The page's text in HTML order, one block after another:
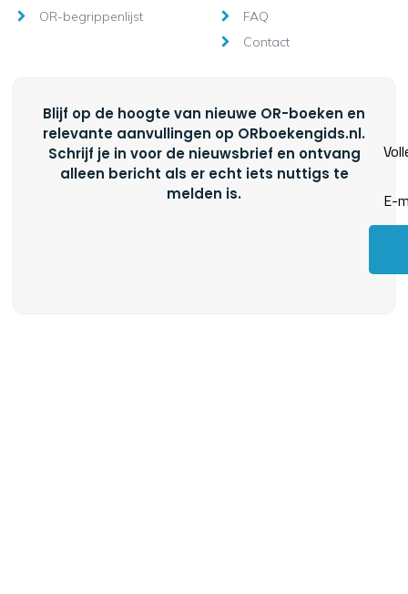
OR-begrippenlijst
FAQ
Contact
Blijf op de hoogte van nieuwe OR-boeken en
relevante aanvullingen op ORboekengids.nl.
Schrijf je in voor de nieuwsbrief en ontvang
alleen bericht als er echt iets nuttigs te
melden is.